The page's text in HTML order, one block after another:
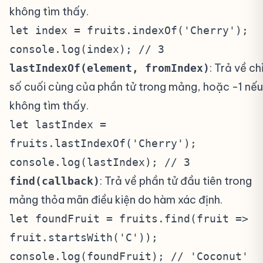
không tìm thấy.
let index = fruits.indexOf('Cherry');
console.log(index); // 3
lastIndexOf(element, fromIndex): Trả về
số cuối cùng của phần tử trong mảng, hoặc -1 nếu
không tìm thấy.
let lastIndex =
fruits.lastIndexOf('Cherry');
console.log(lastIndex); // 3
find(callback): Trả về phần tử đầu tiên trong
mảng thỏa mãn điều kiện do hàm xác định.
let foundFruit = fruits.find(fruit =>
fruit.startsWith('C'));
console.log(foundFruit); // 'Coconut'